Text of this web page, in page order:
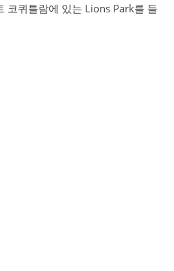
코퀴틀람에 있는 Lions Park를 들